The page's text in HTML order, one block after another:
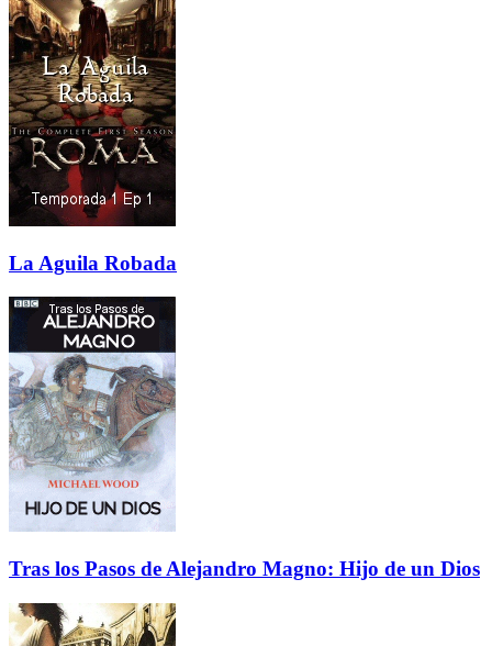
La Aguila Robada
Tras los Pasos de Alejandro Magno: Hijo de un Dios